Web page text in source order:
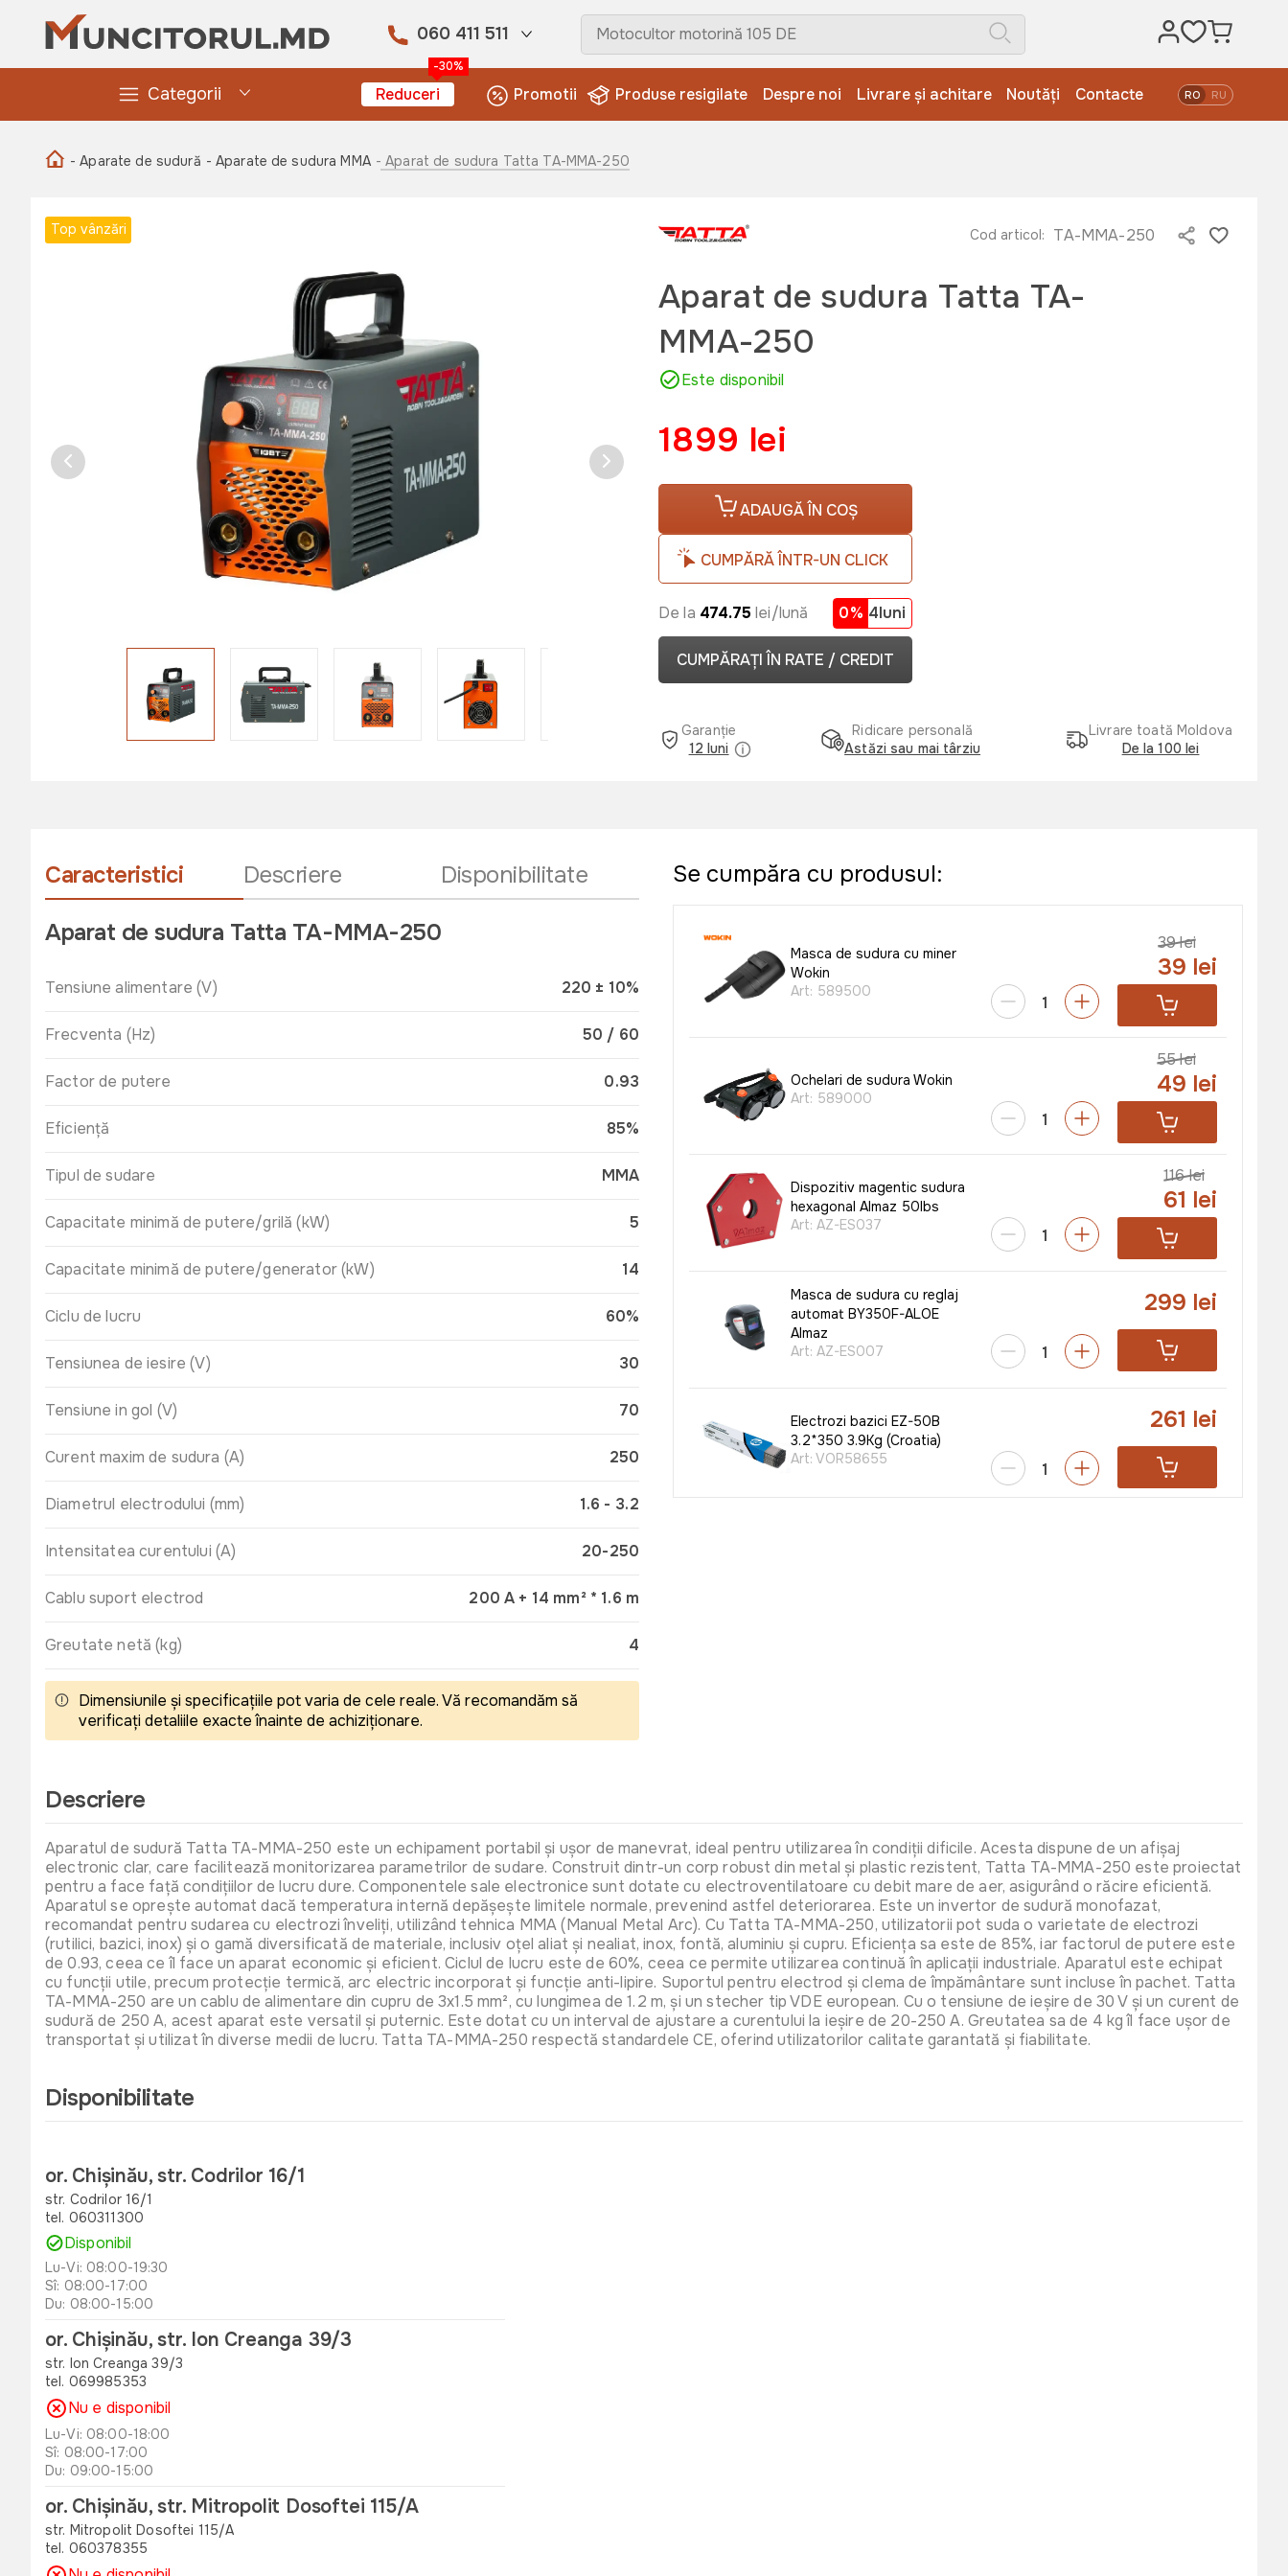
060 411 511
Categorii
-30%
Reduceri Promotii Produse resigilate Despre noi Livrare și achitare Noutăți Contacte RO RU
- Aparate de sudură - Aparate de sudura MMA - Aparat de sudura Tatta TA-MMA-250
Top vânzări Cod articol: TA-MMA-250
Aparat de sudura Tatta TA-
MMA-250
Este disponibil
1899 lei
ADAUGĂ ÎN COȘ
CUMPĂRĂ ÎNTR-UN CLICK
De la 474.75 lei/lună 0% 4luni
CUMPĂRAȚI ÎN RATE / CREDIT
Garanție
12 luni
Ridicare personală
Astăzi sau mai târziu
Livrare toată Moldova
De la 100 lei
Caracteristici Descriere
Disponibilitate
Aparat de sudura Tatta TA-MMA-250
Tensiune alimentare (V) 220 ± 10%
Frecventa (Hz) 50 / 60
Factor de putere 0.93
Eficiență 85%
Tipul de sudare MMA
Capacitate minimă de putere/grilă (kW) 5
Capacitate minimă de putere/generator (kW) 14
Ciclu de lucru 60%
Tensiunea de iesire (V) 30
Tensiune in gol (V) 70
Curent maxim de sudura (A) 250
Diametrul electrodului (mm) 1.6 - 3.2
Intensitatea curentului (A) 20-250
Cablu suport electrod 200 A + 14 mm² * 1.6 m
Greutate netă (kg) 4
Dimensiunile și specificațiile pot varia de cele reale. Vă recomandăm să
verificați detaliile exacte înainte de achiziționare.
Se cumpăra cu produsul:
Masca de sudura cu miner
Wokin
Art: 589500
39 lei
39 lei
Ochelari de sudura Wokin
Art: 589000
55 lei
49 lei
Dispozitiv magentic sudura
hexagonal Almaz 50lbs
Art: AZ-ES037
116 lei
61 lei
Masca de sudura cu reglaj
automat BY350F-ALOE
Almaz
Art: AZ-ES007
299 lei
Electrozi bazici EZ-50B
3.2*350 3.9Kg (Croatia)
Art: VOR58655
261 lei
Descriere
Aparatul de sudură Tatta TA-MMA-250 este un echipament portabil și ușor de manevrat, ideal pentru utilizarea în condiții dificile. Acesta dispune de un afișaj
electronic clar, care facilitează monitorizarea parametrilor de sudare. Construit dintr-un corp robust din metal și plastic rezistent, Tatta TA-MMA-250 este proiectat
pentru a face față condițiilor de lucru dure. Componentele sale electronice sunt dotate cu electroventilatoare cu debit mare de aer, asigurând o răcire eficientă.
Aparatul se oprește automat dacă temperatura internă depășește limitele normale, prevenind astfel deteriorarea. Este un invertor de sudură monofazat,
recomandat pentru sudarea cu electrozi înveliți, utilizând tehnica MMA (Manual Metal Arc). Cu Tatta TA-MMA-250, utilizatorii pot suda o varietate de electrozi
(rutilici, bazici, inox) și o gamă diversificată de materiale, inclusiv oțel aliat și nealiat, inox, fontă, aluminiu și cupru. Eficiența sa este de 85%, iar factorul de putere este
de 0.93, ceea ce îl face un aparat economic și eficient. Ciclul de lucru este de 60%, ceea ce permite utilizarea continuă în aplicații industriale. Aparatul este echipat
cu funcții utile, precum protecție termică, arc electric incorporat și funcție anti-lipire. Suportul pentru electrod și clema de împământare sunt incluse în pachet. Tatta
TA-MMA-250 are un cablu de alimentare din cupru de 3x1.5 mm², cu lungimea de 1.2 m, și un stecher tip VDE european. Cu o tensiune de ieșire de 30 V și un curent de
sudură de 250 A, acest aparat este versatil și puternic. Este dotat cu un interval de ajustare a curentului la ieșire de 20-250 A. Greutatea sa de 4 kg îl face ușor de
transportat și utilizat în diverse medii de lucru. Tatta TA-MMA-250 respectă standardele CE, oferind utilizatorilor calitate garantată și fiabilitate.
Disponibilitate
or. Chișinău, str. Codrilor 16/1
str. Codrilor 16/1
tel. 060311300
Disponibil
Lu-Vi: 08:00-19:30
Sî: 08:00-17:00
Du: 08:00-15:00
or. Chișinău, str. Ion Creanga 39/3
str. Ion Creanga 39/3
tel. 069985353
Nu e disponibil
Lu-Vi: 08:00-18:00
Sî: 08:00-17:00
Du: 09:00-15:00
or. Chișinău, str. Mitropolit Dosoftei 115/A
str. Mitropolit Dosoftei 115/A
tel. 060378355